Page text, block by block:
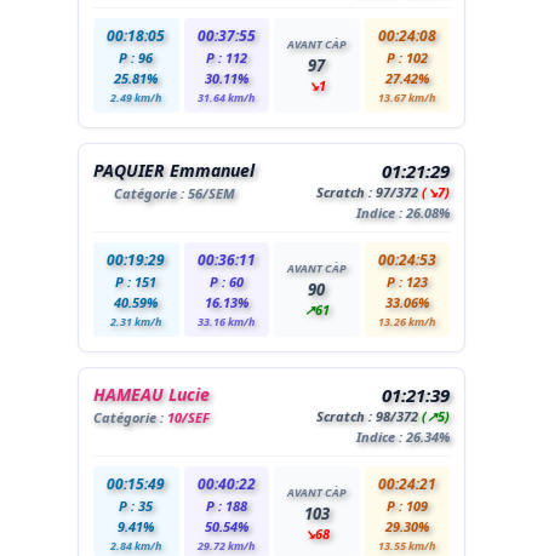
00:18:05
P : 96
25.81%
2.49 km/h
00:37:55
P : 112
30.11%
31.64 km/h
AVANT CÀP
97
↘1
00:24:08
P : 102
27.42%
13.67 km/h
PAQUIER Emmanuel
Catégorie : 56/SEM
01:21:29
Scratch : 97/372(↘7)
Indice : 26.08%
00:19:29
P : 151
40.59%
2.31 km/h
00:36:11
P : 60
16.13%
33.16 km/h
AVANT CÀP
90
↗61
00:24:53
P : 123
33.06%
13.26 km/h
HAMEAU Lucie
Catégorie : 10/SEF
01:21:39
Scratch : 98/372(↗5)
Indice : 26.34%
00:15:49
P : 35
9.41%
2.84 km/h
00:40:22
P : 188
50.54%
29.72 km/h
AVANT CÀP
103
↘68
00:24:21
P : 109
29.30%
13.55 km/h